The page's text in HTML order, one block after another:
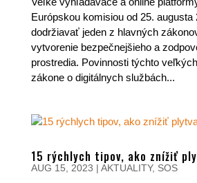
Európskou komisiou od 25. augusta
dodržiavať jeden z hlavných
vytvorenie bezpečnejšieho a
prostredia. Povinnosti týchto
zákone o digitálnych službách...
15 rýchlych tipov, ako znížiť
AUG 15, 2023 | AKTUALITY, SOS